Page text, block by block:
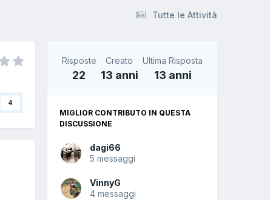
Tutte le Attività
4
Risposte
22
Creato
13 anni
Ultima Risposta
13 anni
MIGLIOR CONTRIBUTO IN QUESTA
DISCUSSIONE
dagi66
5 messaggi
VinnyG
4 messaggi